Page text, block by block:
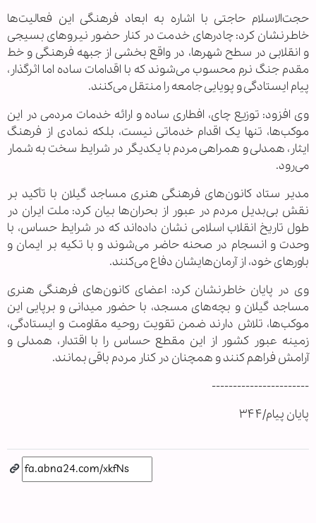
حجت‌الاسلام حاجتی با اشاره به ابعاد فرهنگی این فعالیت‌ها
خاطرنشان کرد: چادرهای خدمت در کنار حضور نیروهای بسیجی
و انقلابی در سطح شهرها، در واقع بخشی از جبهه فرهنگی و خط
مقدم جنگ نرم محسوب می‌شوند که با اقدامات ساده اما اثرگذار،
پیام ایستادگی و پویایی جامعه را منتقل می‌کنند.
وی افزود: توزیع چای، افطاری ساده و ارائه خدمات مردمی در این
موکب‌ها، تنها یک اقدام خدماتی نیست، بلکه نمادی از فرهنگ
ایثار، همدلی و همراهی مردم با یکدیگر در شرایط سخت به شمار
می‌رود.
مدیر ستاد کانون‌های فرهنگی هنری مساجد گیلان با تأکید بر
نقش بی‌بدیل مردم در عبور از بحران‌ها بیان کرد: ملت ایران در
طول تاریخ انقلاب اسلامی نشان داده‌اند که در شرایط حساس، با
وحدت و انسجام در صحنه حاضر می‌شوند و با تکیه بر ایمان و
باورهای خود، از آرمان‌هایشان دفاع می‌کنند.
وی در پایان خاطرنشان کرد: اعضای کانون‌های فرهنگی هنری
مساجد گیلان و بچه‌های مسجد، با حضور میدانی و برپایی این
موکب‌ها، تلاش دارند ضمن تقویت روحیه مقاومت و ایستادگی،
زمینه عبور کشور از این مقطع حساس را با اقتدار، همدلی و
آرامش فراهم کنند و همچنان در کنار مردم باقی بمانند.
-----------------------
پایان پیام/۳۴۴